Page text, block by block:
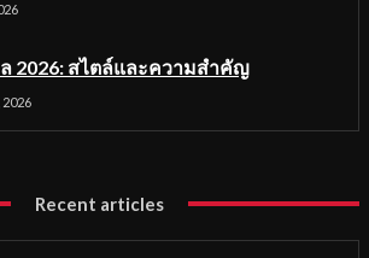
2026: สไตล์และความสำคัญ
2026
Recent articles